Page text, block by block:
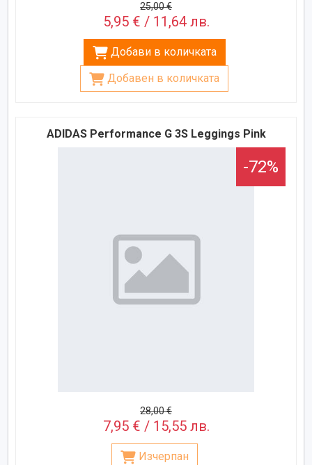
25,00 €
5,95 € / 11,64 лв.
Добави в количката
Добавен в количката
ADIDAS Performance G 3S Leggings Pink
-72%
28,00 €
7,95 € / 15,55 лв.
Изчерпан